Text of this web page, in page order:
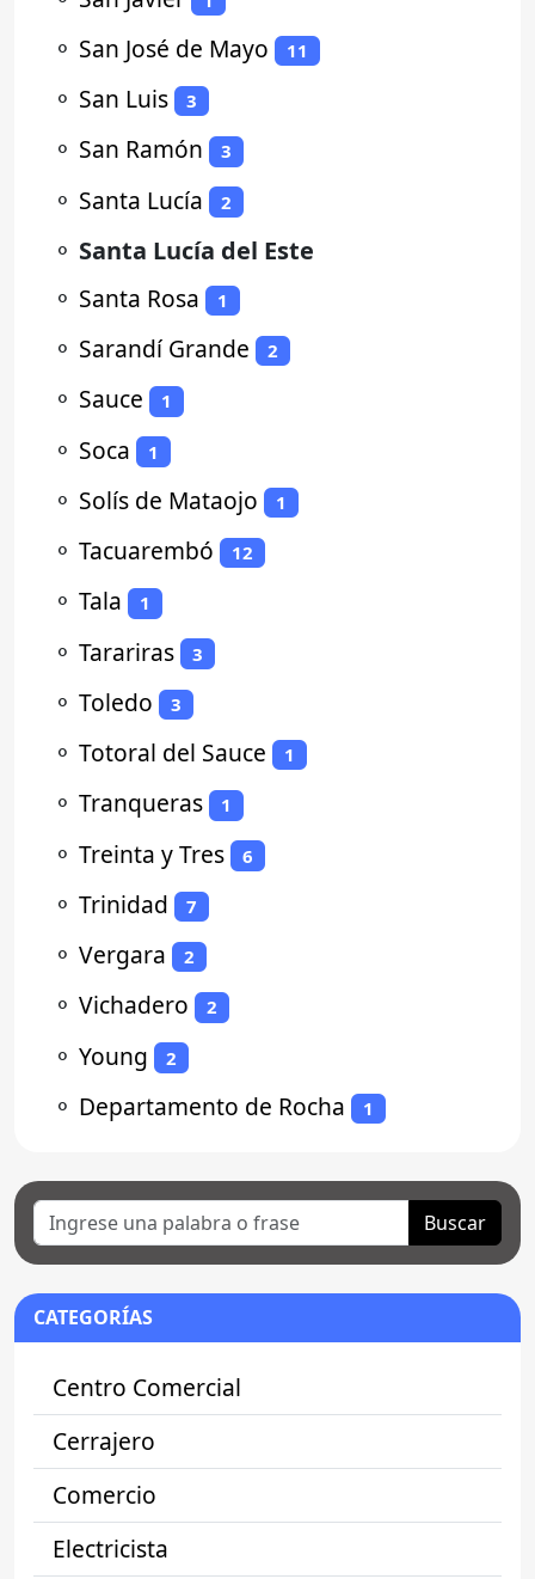
⚬ San José de Mayo 11
⚬ San Luis 3
⚬ San Ramón 3
⚬ Santa Lucía 2
⚬ Santa Lucía del Este
⚬ Santa Rosa 1
⚬ Sarandí Grande 2
⚬ Sauce 1
⚬ Soca 1
⚬ Solís de Mataojo 1
⚬ Tacuarembó 12
⚬ Tala 1
⚬ Tarariras 3
⚬ Toledo 3
⚬ Totoral del Sauce 1
⚬ Tranqueras 1
⚬ Treinta y Tres 6
⚬ Trinidad 7
⚬ Vergara 2
⚬ Vichadero 2
⚬ Young 2
⚬ Departamento de Rocha 1
Buscar
CATEGORÍAS
Centro Comercial
Cerrajero
Comercio
Electricista